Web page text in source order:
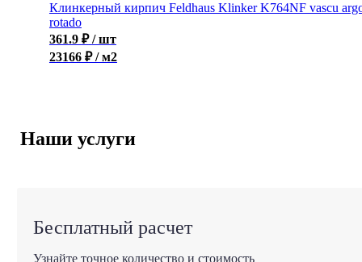
Клинкерный кирпич Feldhaus Klinker K764NF vascu
rotado
361.9 ₽ / шт
23166 ₽ / м2
Наши услуги
Бесплатный расчет
Узнайте точное количество и стоимость